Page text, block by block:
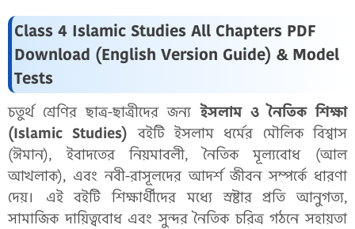
Class 4 Islamic Studies All Chapters PDF
Download (English Version Guide) & Model
Tests
চতুর্থ শ্রেণির ছাত্র-ছাত্রীদের জন্যইসলাম ও নৈতিক শিক্ষা
(Islamic Studies) বইটি ইসলাম ধর্মের মৌলিক বিশ্বাস
(ঈমান), ইবাদতের নিয়মাবলী, নৈতিক মূল্যবোধ (আল
আখলাক), এবং নবী-রাসূলদের আদর্শ জীবন সম্পর্কে ধারণা
দেয়। এই বইটি শিক্ষার্থীদের মধ্যে স্রষ্টার প্রতি আনুগত্য,
সামাজিক দায়িত্ববোধ এবং সুন্দর নৈতিক চরিত্র গঠনে সহায়তা